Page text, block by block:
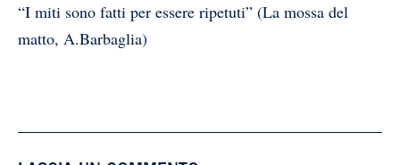
“I miti sono fatti per essere ripetuti” (La mossa del
matto, A.Barbaglia)